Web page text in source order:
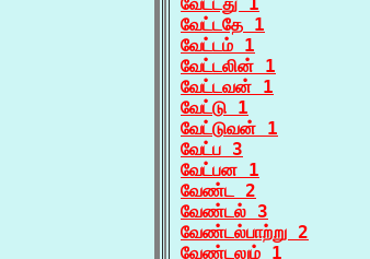
வேட்டதே 1
வேட்டம் 1
வேட்டலின் 1
வேட்டவன் 1
வேட்டு 1
வேட்டுவன் 1
வேட்ப 3
வேட்பன 1
வேண்ட 2
வேண்டல் 3
வேண்டல்பாற்று 2
வேண்டலும் 1